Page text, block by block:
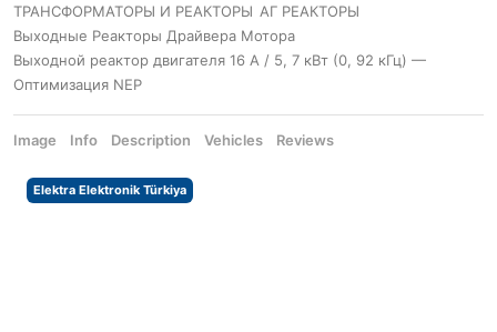
ТРАНСФОРМАТОРЫ И РЕАКТОРЫ АГ РЕАКТОРЫ
Выходные Реакторы Драйвера Мотора
Выходной реактор двигателя 16 А / 5, 7 кВт (0, 92 кГц) —
Оптимизация NEP
Image Info Description Vehicles Reviews
Elektra Elektronik Türkiya